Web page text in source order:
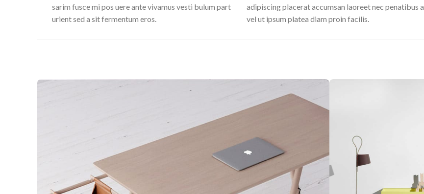
sarim fusce mi pos uere ante vivamus vesti bulum part
urient sed a sit fermentum eros.
adipiscing placerat accumsan laoreet nec penatibus a
vel ut ipsum platea diam proin facilis.